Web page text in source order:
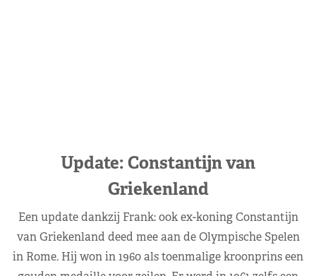
Update: Constantijn van
Griekenland
Een update dankzij Frank: ook ex-koning Constantijn
van Griekenland deed mee aan de Olympische Spelen
in Rome. Hij won in 1960 als toenmalige kroonprins een